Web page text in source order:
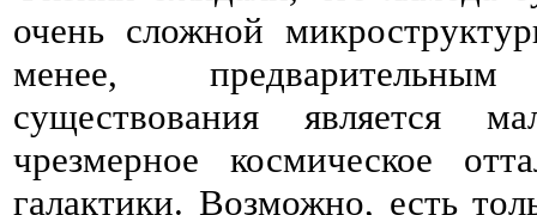
очень сложной
менее,
существования является
чрезмерное космическое
галактики. Возможно, есть